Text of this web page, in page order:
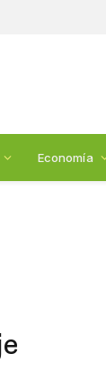
Economía